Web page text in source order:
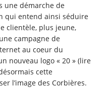
une démarche de
qui entend ainsi séduire
clientèle, plus jeune,
campagne de
au coeur du
nouveau logo « 20 » (lire
cette
l’image des Corbières.